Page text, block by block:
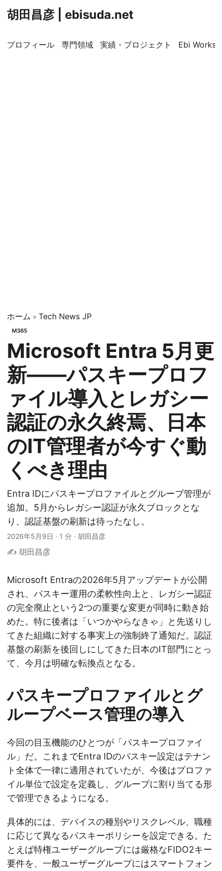
胡田昌彦 | ebisuda.net
プロフィール 専門領域 実績・プロジェクト Ebi
ホーム » Tech News JP
M365
Microsoft Entra 5月更
新——パスキープロフ
ァイル導入とレガシー
認証の永久終焉、日本
のIT管理者が今すぐ動
くべき理由
Entra IDにパスキープロファイルとグループ管理が
追加。5月からレガシー認証が永久ブロックとな
り、認証基盤の刷新は待ったなし。
2026年5月9日 · 1 分 · 胡田昌彦
✍️ 胡田昌彦
Microsoft Entraの2026年5月アップデートが公開
され、パスキー運用の柔軟性向上と、レガシー認証
の完全廃止という2つの重要な変更が同時に動き始
めた。特に後者は「いつかやらなきゃ」と先送りし
てきた組織に対する事実上の強制終了通知だ。認証
基盤の刷新を後回しにしてきた日本のIT部門にとっ
て、今月は明確な転換点となる。
パスキープロファイルとグ
ループベース管理の導入
今回の目玉機能のひとつが「パスキープロファイ
ル」だ。これまでEntra IDのパスキー設定はテナン
ト全体で一律に適用されていたが、今後はプロファ
イル単位で設定を定義し、グループに割り当てる形
で管理できるようになる。
具体的には、デバイスの種別やリスクレベル、職種
に応じて異なるパスキーポリシーを設定できる。た
とえば特権ユーザーグループには厳格なFIDO2キー
要件を、一般ユーザーグループにはスマートフォン